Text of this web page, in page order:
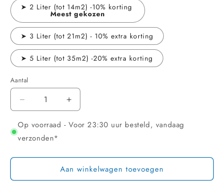
➤ 2 Liter (tot 14m2) -10% korting
Meest gekozen
➤ 3 Liter (tot 21m2) - 10% extra korting
➤ 5 Liter (tot 35m2) -20% extra korting
Aantal
Aantal
verlagen
voor
NC
Coating
Aantal
verhogen
voor
Coating
voor
Op voorraad - Voor 23:30 uur besteld, vandaag
verzonden*
Aan winkelwagen toevoegen